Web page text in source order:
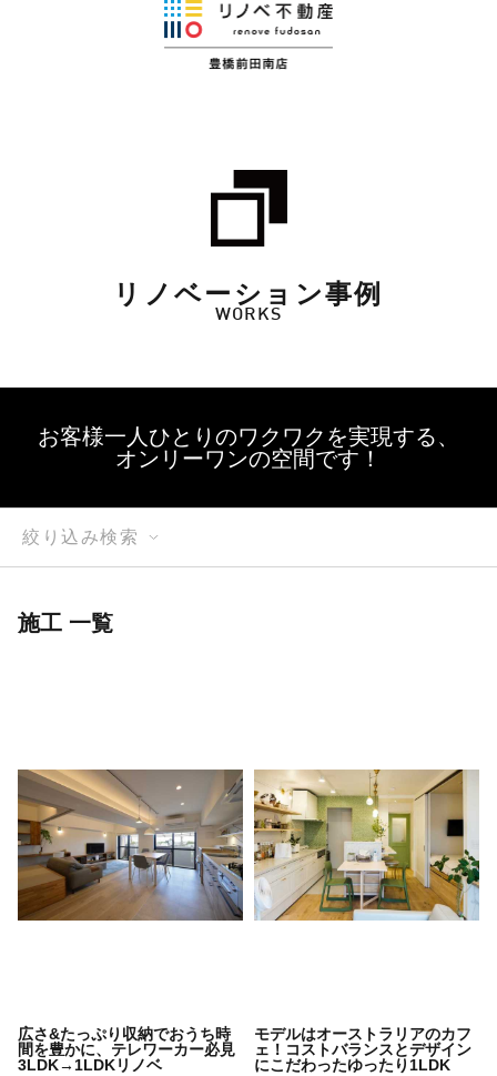
リノベーション事例
WORKS
お客様一人ひとりのワクワクを実現する、
オンリーワンの空間です！
絞り込み検索
施工 一覧
広さ&たっぷり収納でおうち時
間を豊かに、テレワーカー必見
3LDK→1LDKリノベ
モデルはオーストラリアのカフ
ェ！コストバランスとデザイン
にこだわったゆったり1LDK